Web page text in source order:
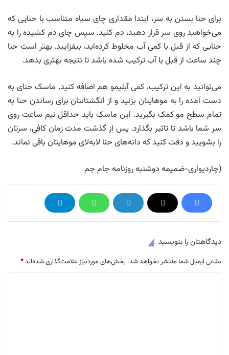
برای حنا بستن به سر، ابتدا مقداری چای سیاه متناسب با حنایی که
می‌خواهید روی سر قرار دهید، دم کنید. سپس چای دم کشیده را به
حنایی که از قبل با کمی آب مخلوط کرده‌اید، بیفزایید. بهتر است حنا
چند ساعت از قبل با آب ترکیب شده باشد تا نتیجه بهتری بدهد.
می‌توانید به این ترکیب، کمی آبلیمو هم اضافه کنید. ماسک حنای به
دست آمده را به موهایتان بزنید و از انگشتانتان برای رساندن حنا به
تمام سطح مو کمک بگیرید. این ماسک باید حداقل نیم ساعت روی
سر شما باشد تا تاثیر بگذارد. پس از گذشت مدت زمان کافی، سرتان
را بشویید و دقت کنید که دانه‌های حنا لابه‌لای موهایتان باقی نماند.
(چاردیواری-ضمیمه دوشنبه روزنامه جام جم
دیدگاهتان را بنویسید
نشانی ایمیل شما منتشر نخواهد شد. بخش‌های موردنیاز علامت‌گذاری شده‌اند*